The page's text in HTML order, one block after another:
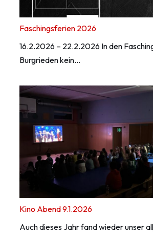
Faschingsferien 2026
16.2.2026 – 22.2.2026 In den
Burgrieden kein…
Kino Abend 9.1.2026
Auch dieses Jahr fand wieder unser